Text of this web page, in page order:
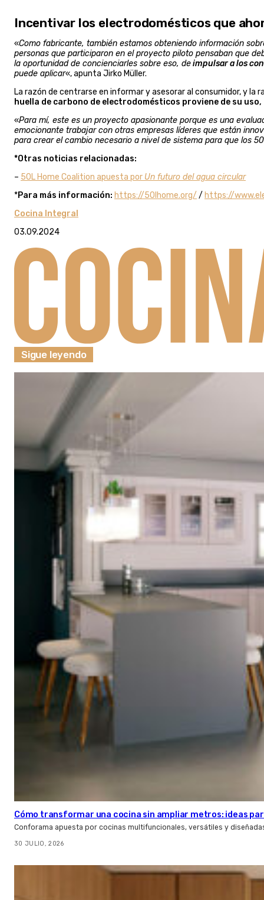
Incentivar los electrodomésticos que
«Como fabricante, también estamos obteniendo información
personas que participaron en el proyecto piloto pensaban que
la oportunidad de concienciarles sobre eso, deimpulsar a los
puede aplicar«, apunta Jirko Müller.
La razón de centrarse en informar y asesorar al consumidor, y la
huella de carbono de electrodomésticos proviene de su
«Para mí, este es un proyecto apasionante porque es una
emocionante trabajar con otras empresas líderes que están
para crear el cambio necesario a nivel de sistema para que los
*Otras noticias relacionadas:
– 50L Home Coalition apuesta por Un futuro del agua circular
*Para más información: https://50lhome.org/ / https://
Cocina Integral
03.09.2024
Sigue leyendo
Cómo transformar una cocina sin ampliar metros: ideas
Conforama apuesta por cocinas multifuncionales, versátiles y
30 JULIO, 2026